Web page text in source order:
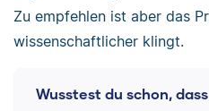
Zu empfehlen ist aber das
wissenschaftlicher klingt.
Wusstest du schon, dass